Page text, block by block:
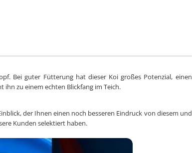
Bei guter Fütterung hat dieser Koi großes Potenzial, einen
ihn zu einem echten Blickfang im Teich.
der Ihnen einen noch besseren Eindruck von diesem und
Kunden selektiert haben.